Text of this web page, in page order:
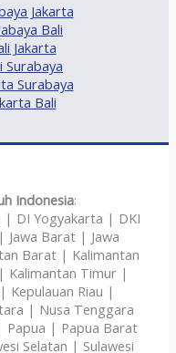
Jakarta
Bali
Jakarta
Surabaya
Surabaya
Bali
Indonesia:
DI Yogyakarta | DKI
Barat | Jawa
Barat | Kalimantan
Kalimantan Timur |
Kepulauan Riau |
| Nusa Tenggara
| Papua Barat
Selatan | Sulawesi